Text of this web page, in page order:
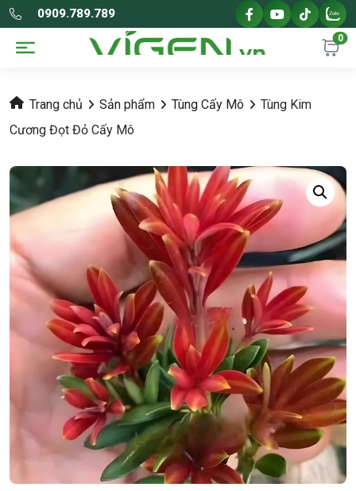
0909.789.789
0
Trang chủ Sản phẩm Tùng Cấy Mô
Tùng Kim
Cương Đọt Đỏ Cấy Mô